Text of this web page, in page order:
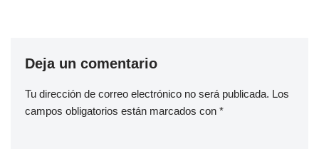
Deja un comentario
Tu dirección de correo electrónico no será publicada. Los
campos obligatorios están marcados con *